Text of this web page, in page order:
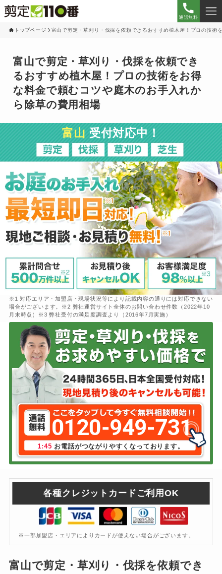
通話無料
トップページ 富山で剪定・草刈り・伐採を依頼できるおすすめ植木屋！プロの技術
富山で剪定・草刈り・伐採を依頼でき
るおすすめ植木屋！プロの技術をお得
な料金で頼むコツや庭木のお手入れか
ら除草の費用相場
富山受付対応中！
※1 対応エリア・加盟店・現場状況等により記載内容の通りには対応できない
場合がございます。※2 弊社運営サイト全体のお問い合わせ件数（2022年10
月末時点）※3 弊社受付の満足度調査より（2016年7月実施）
0120-949-731
1:45 お電話がつながりやすくなっております。
各種クレジットカードご利用OK
※一部加盟店・エリアによりカードが使えない場合がございます。
富山で剪定・草刈り・伐採を依頼でき